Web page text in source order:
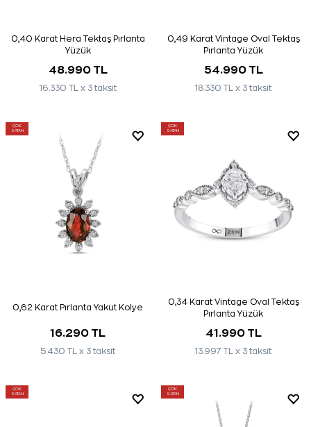
0,40 Karat Hera Tektaş Pırlanta
Yüzük
48.990 TL
16.330 TL x 3 taksit
0,49 Karat Vintage Oval Tektaş
Pırlanta Yüzük
54.990 TL
18.330 TL x 3 taksit
ÇOK
SATAN
0,62 Karat Pırlanta Yakut Kolye
16.290 TL
5.430 TL x 3 taksit
ÇOK
SATAN
0,34 Karat Vintage Oval Tektaş
Pırlanta Yüzük
41.990 TL
13.997 TL x 3 taksit
ÇOK
SATAN
ÇOK
SATAN